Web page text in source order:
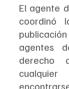
El agente
coordinó
agentes
derecho